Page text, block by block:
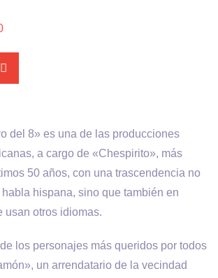
del 8» es una de las producciones
a cargo de «Chespirito», más
50 años, con una trascendencia no
hispana, sino que también en
usan otros idiomas.
los personajes más queridos por todos
un arrendatario de la vecindad